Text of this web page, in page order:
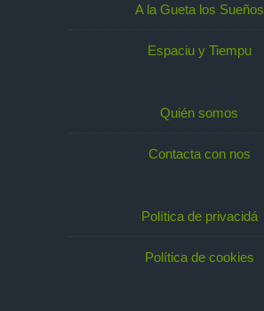
A la Gueta los Sueños
Espaciu y Tiempu
Quién somos
Contacta con nos
Política de privacidá
Política de cookies